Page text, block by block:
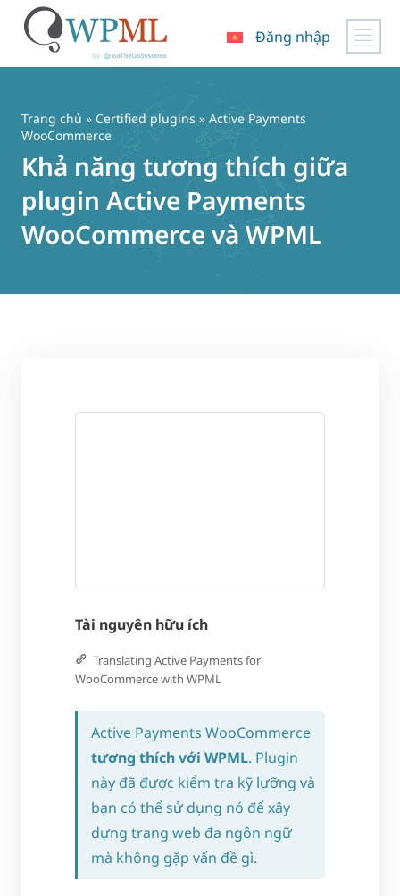
dung
Đăng nhập
Trang chủ » Certified plugins » Active Payments
WooCommerce
Khả năng tương thích giữa
plugin Active Payments
WooCommerce và WPML
Tài nguyên hữu ích
Translating Active Payments for
WooCommerce with WPML
Active Payments WooCommerce
tương thích với WPML. Plugin
này đã được kiểm tra kỹ lưỡng và
bạn có thể sử dụng nó để xây
dựng trang web đa ngôn ngữ
mà không gặp vấn đề gì.